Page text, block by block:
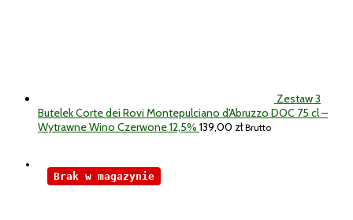
Zestaw 3
Butelek Corte dei Rovi Montepulciano d'Abruzzo DOC 75 cl –
Wytrawne Wino Czerwone 12,5% 139,00 zł Brutto
Brak w magazynie